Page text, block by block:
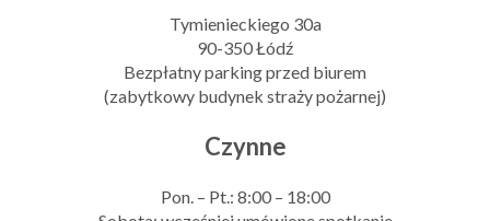
Tymienieckiego 30a
90-350 Łódź
Bezpłatny parking przed biurem
(zabytkowy budynek straży pożarnej)
Czynne
Pon. – Pt.: 8:00 – 18:00